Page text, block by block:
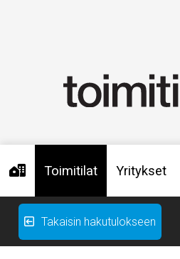
Toimitilat Yritykset
Takaisin hakutulokseen